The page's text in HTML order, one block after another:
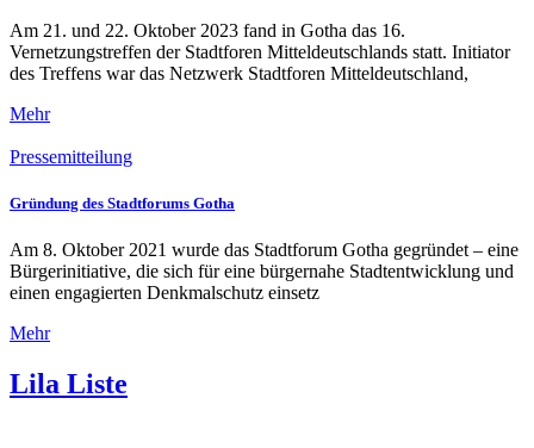
Am 21. und 22. Oktober 2023 fand in Gotha das 16.
Vernetzungstreffen der Stadtforen Mitteldeutschlands statt. Initiator
des Treffens war das Netzwerk Stadtforen Mitteldeutschland,
Mehr
Pressemitteilung
Gründung des Stadtforums Gotha
Am 8. Oktober 2021 wurde das Stadtforum Gotha gegründet – eine
Bürgerinitiative, die sich für eine bürgernahe Stadtentwicklung und
einen engagierten Denkmalschutz einsetz
Mehr
Lila Liste